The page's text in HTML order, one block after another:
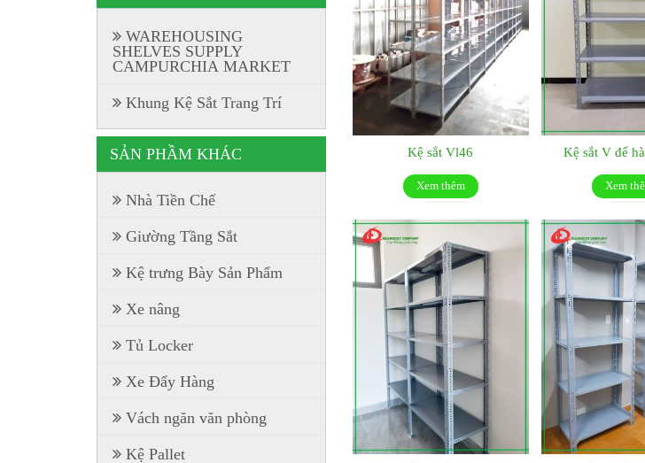
Kệ sắt Vl46
Xem thêm
Kệ sắt V để
Xem
WAREHOUSING
SHELVES SUPPLY
CAMPURCHIA MARKET
Khung Kệ Sắt Trang Trí
SẢN PHẦM KHÁC
Nhà Tiền Chế
Giường Tầng Sắt
Kệ trưng Bày Sản Phẩm
Xe nâng
Tủ Locker
Xe Đẩy Hàng
Vách ngăn văn phòng
Kệ Pallet